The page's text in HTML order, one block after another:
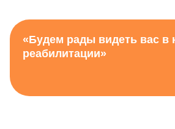
«Будем рады видеть вас в
реабилитации»